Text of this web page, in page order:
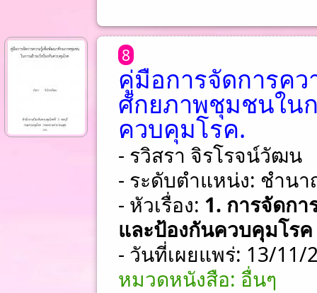
8
คู่มือการจัดการค
ศักยภาพชุมชนในก
ควบคุมโรค.
- รวิสรา จิรโรจน์วัฒน
- ระดับตำแหน่ง: ชําน
- หัวเรื่อง: 1. การจัดกา
และป้องกันควบคุมโรค
- วันที่เผยแพร่: 13/11/
หมวดหนังสือ: อื่นๆ